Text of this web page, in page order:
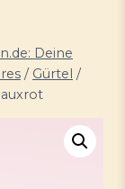
Deine
/ Gürtel /